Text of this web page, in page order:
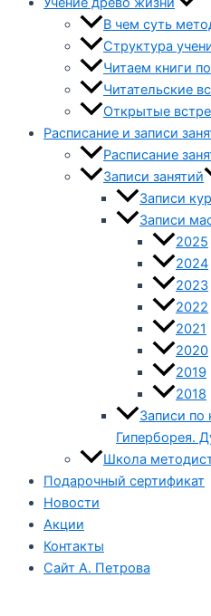
В чем суть
Структура
Читаем книги
Читательские
Открытые
Расписание и записи
Расписание
Записи занятий
Записи
Записи
2025
2024
2023
2022
2021
2020
2019
2018
Записи по
Гиперборея.
Школа
Подарочный сертификат
Новости
Акции
Контакты
Сайт А. Петрова